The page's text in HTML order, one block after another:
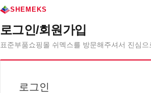
SHEMEKS
로그인/회원가입
표준부품쇼핑몰 쉬멕스를 방문해주셔서 진심으
로그인